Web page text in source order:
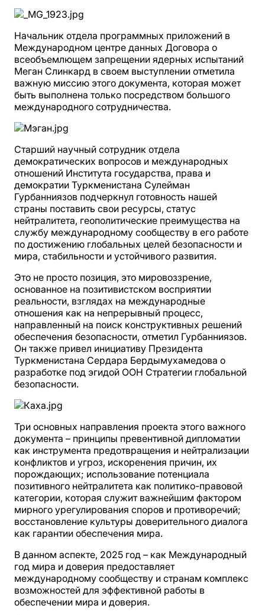
Начальник отдела программных приложений в
Международном центре данных Договора о
всеобъемлющем запрещении ядерных испытаний
Меган Слинкард в своем выступлении отметила
важную миссию этого документа, которая может
быть выполнена только посредством большого
международного сотрудничества.
Старший научный сотрудник отдела
демократических вопросов и международных
отношений Института государства, права и
демократии Туркменистана Сулейман
Гурбанниязов подчеркнул готовность нашей
страны поставить свои ресурсы, статус
нейтралитета, геополитические преимущества на
службу международному сообществу в его работе
по достижению глобальных целей безопасности и
мира, стабильности и устойчивого развития.
Это не просто позиция, это мировоззрение,
основанное на позитивистском восприятии
реальности, взглядах на международные
отношения как на непрерывный процесс,
направленный на поиск конструктивных решений
обеспечения безопасности, отметил Гурбанниязов.
Он также привел инициативу Президента
Туркменистана Сердара Бердымухамедова о
разработке под эгидой ООН Стратегии глобальной
безопасности.
Три основных направления проекта этого важного
документа – принципы превентивной дипломатии
как инструмента предотвращения и нейтрализации
конфликтов и угроз, искоренения причин, их
порождающих; использование потенциала
позитивного нейтралитета как политико-правовой
категории, которая служит важнейшим фактором
мирного урегулирования споров и противоречий;
восстановление культуры доверительного диалога
как гарантии обеспечения мира.
В данном аспекте, 2025 год – как Международный
год мира и доверия предоставляет
международному сообществу и странам комплекс
возможностей для эффективной работы в
обеспечении мира и доверия.